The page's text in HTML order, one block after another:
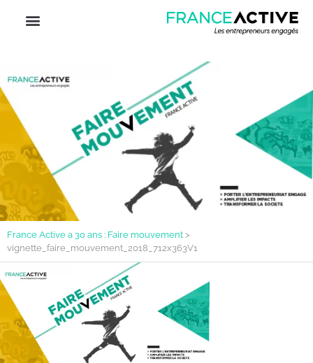
France Active a 30 ans : Faire mouvement >
vignette_faire_mouvement_2018_712x363V1